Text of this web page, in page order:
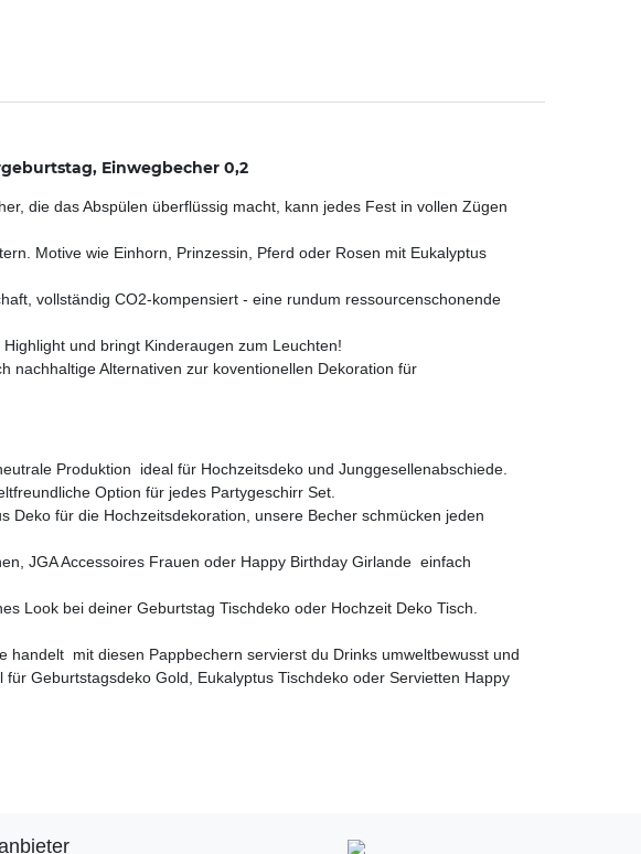
Einwegbecher 0,2
die das Abspülen überflüssig macht, kann jedes Fest in vollen Zügen
Motive wie Einhorn, Prinzessin, Pferd oder Rosen mit Eukalyptus
vollständig CO2-kompensiert - eine rundum ressourcenschonende
und bringt Kinderaugen zum Leuchten!
nachhaltige Alternativen zur koventionellen Dekoration für
Produktion  ideal für Hochzeitsdeko und Junggesellenabschiede.
Option für jedes Partygeschirr Set.
für die Hochzeitsdekoration, unsere Becher schmücken jeden
JGA Accessoires Frauen oder Happy Birthday Girlande  einfach
Look bei deiner Geburtstag Tischdeko oder Hochzeit Deko Tisch.
 mit diesen Pappbechern servierst du Drinks umweltbewusst und
Geburtstagsdeko Gold, Eukalyptus Tischdeko oder Servietten Happy